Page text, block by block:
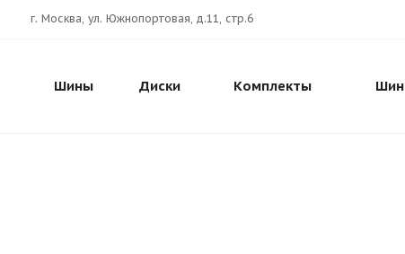
г. Москва, ул. Южнопортовая, д.11, стр.6
Шины Диски Комплекты